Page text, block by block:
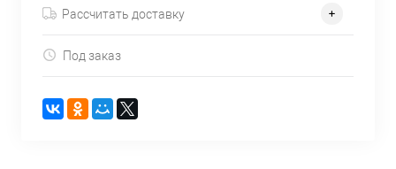
Рассчитать доставку
Под заказ